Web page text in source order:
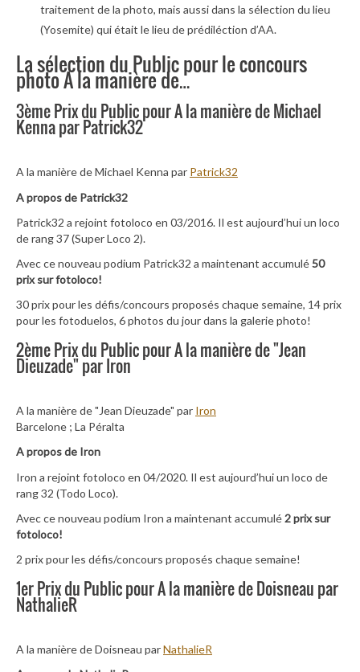
traitement de la photo, mais aussi dans la sélection du lieu
(Yosemite) qui était le lieu de prédiléction d’AA.
La sélection du Public pour le concours
photo A la manière de…
3ème Prix du Public pour A la manière de Michael
Kenna par Patrick32
A la manière de Michael Kenna par Patrick32
A propos de Patrick32
Patrick32 a rejoint fotoloco en 03/2016. Il est aujourd’hui un loco
de rang 37 (Super Loco 2).
Avec ce nouveau podium Patrick32 a maintenant accumulé50
prix sur fotoloco!
30 prix pour les défis/concours proposés chaque semaine, 14 prix
pour les fotoduelos, 6 photos du jour dans la galerie photo!
2ème Prix du Public pour A la manière de "Jean
Dieuzade" par Iron
A la manière de "Jean Dieuzade" par Iron
Barcelone ; La Péralta
A propos de Iron
Iron a rejoint fotoloco en 04/2020. Il est aujourd’hui un loco de
rang 32 (Todo Loco).
Avec ce nouveau podium Iron a maintenant accumulé2 prix sur
fotoloco!
2 prix pour les défis/concours proposés chaque semaine!
1er Prix du Public pour A la manière de Doisneau par
NathalieR
A la manière de Doisneau parNathalieR